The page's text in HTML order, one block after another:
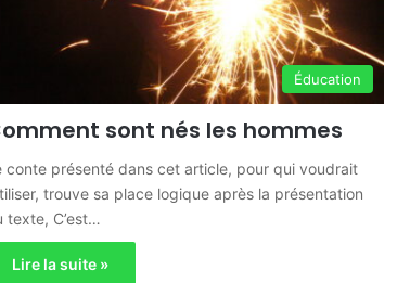
Éducation
sont nés les hommes
conte présenté dans cet article, pour qui voudrait
trouve sa place logique après la présentation
texte, C’est…
Lire la suite »